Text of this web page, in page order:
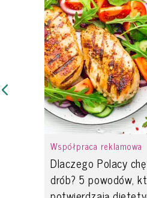
Współpraca reklamowa
Dlaczego Polacy
drób? 5 powodów,